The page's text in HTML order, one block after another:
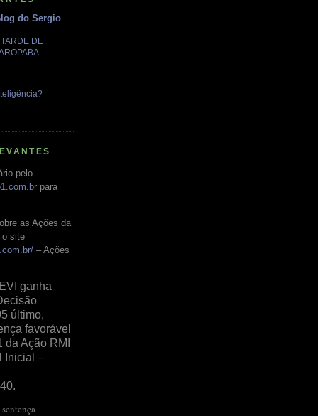
do Sergio
DE
pelo
para
as Ações da
o site
– Ações
ganha
último,
favorável
da Ação RMI
Inicial –